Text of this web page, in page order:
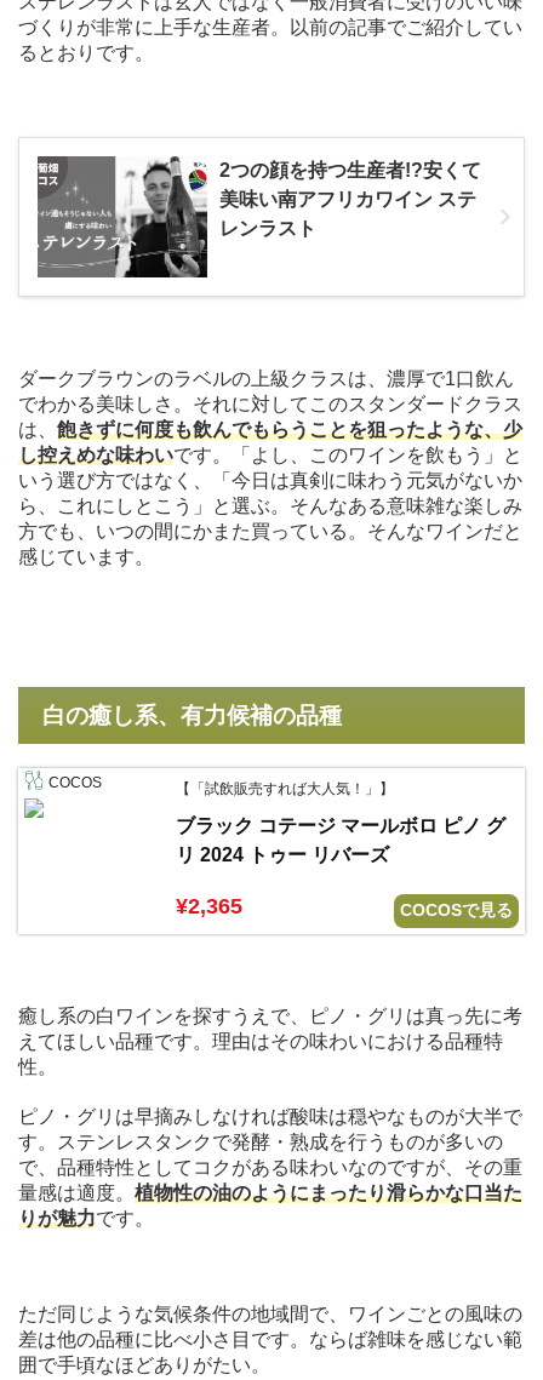
づくりが非常に上手な生産者。以前の記事でご紹介してい
るとおりです。
2つの顔を持つ生産者!?安くて
美味い南アフリカワイン ステ
レンラスト
ダークブラウンのラベルの上級クラスは、濃厚で1口飲ん
でわかる美味しさ。それに対してこのスタンダードクラス
は、 飽きずに何度も飲んでもらうことを狙ったような、少
し控えめな味わいです。「よし、このワインを飲もう」と
いう選び方ではなく、「今日は真剣に味わう元気がないか
ら、これにしとこう」と選ぶ。そんなある意味雑な楽しみ
方でも、いつの間にかまた買っている。そんなワインだと
感じています。
白の癒し系、有力候補の品種
COCOS 【「試飲販売すれば大人気！」】
ブラック コテージ マールボロ ピノ グ
リ 2024 トゥー リバーズ
¥2,365 COCOSで見る
癒し系の白ワインを探すうえで、ピノ・グリは真っ先に考
えてほしい品種です。理由はその味わいにおける品種特
性。
ピノ・グリは早摘みしなければ酸味は穏やなものが大半で
す。ステンレスタンクで発酵・熟成を行うものが多いの
で、品種特性としてコクがある味わいなのですが、その重
量感は適度。 植物性の油のようにまったり滑らかな口当た
りが魅力です。
ただ同じような気候条件の地域間で、ワインごとの風味の
差は他の品種に比べ小さ目です。ならば雑味を感じない範
囲で手頃なほどありがたい。